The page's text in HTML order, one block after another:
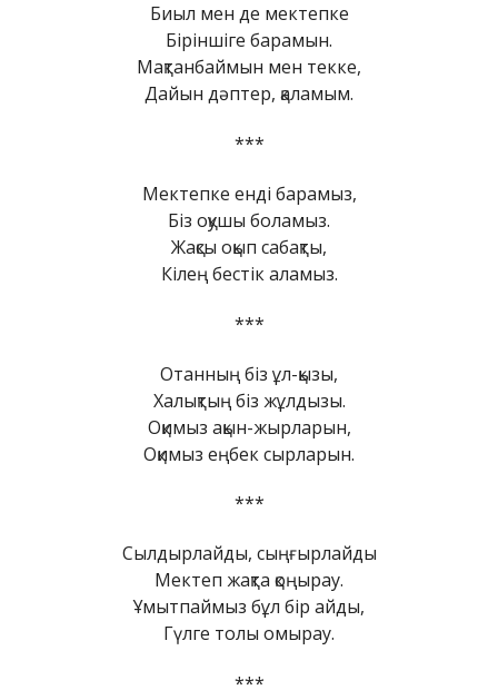
Биыл мен де мектепке
Біріншіге барамын.
Мақтанбаймын мен текке,
Дайын дәптер, қаламым.
***
Мектепке енді барамыз,
Біз оқушы боламыз.
Жақсы оқып сабақты,
Кілең бестік аламыз.
***
Отанның біз ұл-қызы,
Халықтың біз жұлдызы.
Оқимыз ақын-жырларын,
Оқимыз еңбек сырларын.
***
Сылдырлайды, сыңғырлайды
Мектеп жақта қоңырау.
Ұмытпаймыз бұл бір айды,
Гүлге толы омырау.
***